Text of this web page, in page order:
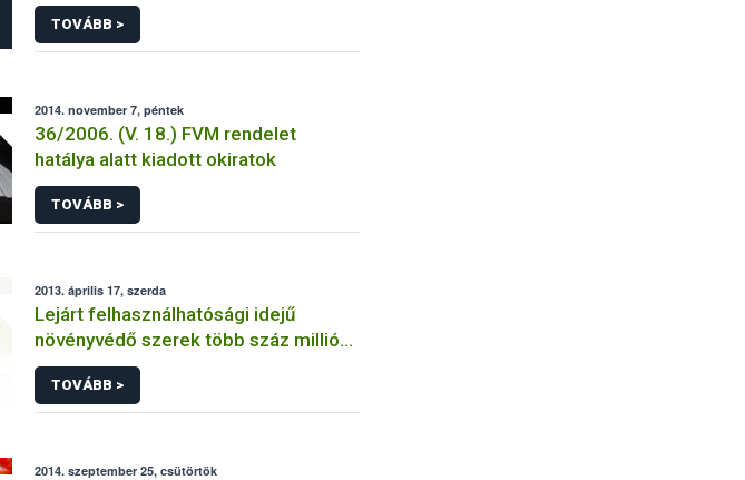
TOVÁBB >
2014. november 7, péntek
36/2006. (V. 18.) FVM rendelet
hatálya alatt kiadott okiratok
TOVÁBB >
2013. április 17, szerda
Lejárt felhasználhatósági idejű
növényvédő szerek több száz milliós
forgalmát derítette fel a NÉBIH
TOVÁBB >
2014. szeptember 25, csütörtök